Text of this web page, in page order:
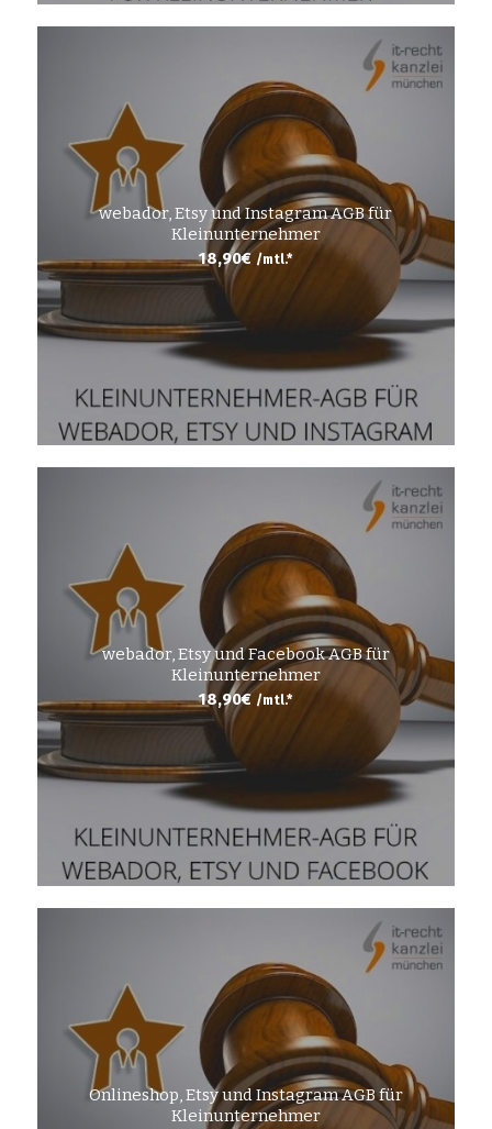
webador, Etsy und Instagram AGB für
Kleinunternehmer
18,90€ /mtl.*
webador, Etsy und Facebook AGB für
Kleinunternehmer
18,90€ /mtl.*
Onlineshop, Etsy und Instagram AGB für
Kleinunternehmer